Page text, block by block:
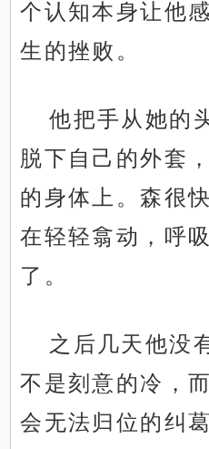
个认知本身让他
生的挫败。
他把手从她的
脱下自己的外套
的身体上。森很
在轻轻翕动，呼
了。
之后几天他没
不是刻意的冷，
会无法归位的纠